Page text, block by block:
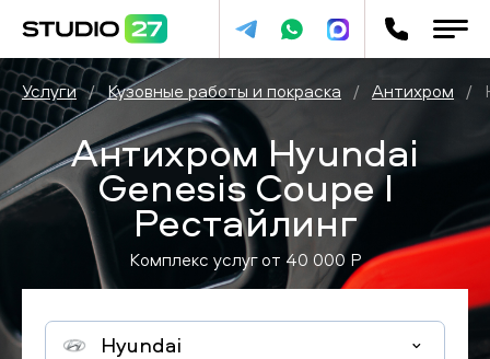
Услуги / Кузовные работы и покраска / Антихром /
Антихром Hyundai
Genesis Coupe I
Рестайлинг
Комплекс услуг от 40 000 P
Hyundai